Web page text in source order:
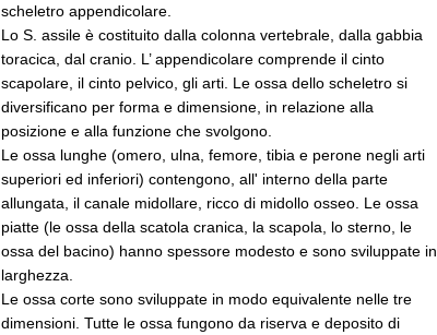
scheletro appendicolare.
Lo S. assile è costituito dalla colonna vertebrale, dalla gabbia
toracica, dal cranio. L’ appendicolare comprende il cinto
scapolare, il cinto pelvico, gli arti. Le ossa dello scheletro si
diversificano per forma e dimensione, in relazione alla
posizione e alla funzione che svolgono.
Le ossa lunghe (omero, ulna, femore, tibia e perone negli arti
superiori ed inferiori) contengono, all' interno della parte
allungata, il canale midollare, ricco di midollo osseo. Le ossa
piatte (le ossa della scatola cranica, la scapola, lo sterno, le
ossa del bacino) hanno spessore modesto e sono sviluppate in
larghezza.
Le ossa corte sono sviluppate in modo equivalente nelle tre
dimensioni. Tutte le ossa fungono da riserva e deposito di